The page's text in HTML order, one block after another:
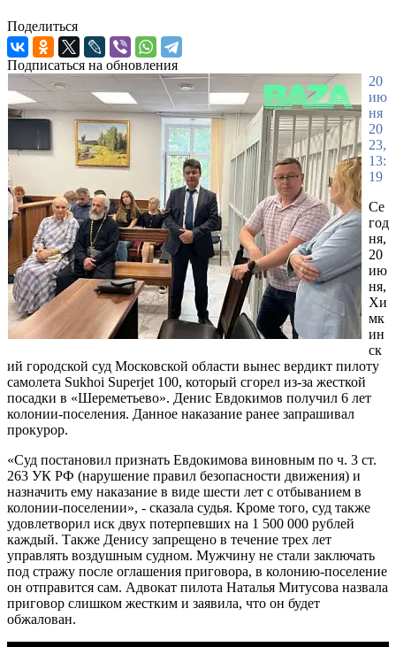
Поделиться
Подписаться на обновления
20
ию
ня
20
23,
13:
19
Се
год
ня,
20
ию
ня,
Хи
мк
ин
ск
ий городской суд Московской области вынес вердикт пилоту
самолета Sukhoi Superjet 100, который сгорел из-за жесткой
посадки в «Шереметьево». Денис Евдокимов получил 6 лет
колонии-поселения. Данное наказание ранее запрашивал
прокурор.
«Суд постановил признать Евдокимова виновным по ч. 3 ст.
263 УК РФ (нарушение правил безопасности движения) и
назначить ему наказание в виде шести лет с отбыванием в
колонии-поселении», - сказала судья. Кроме того, суд также
удовлетворил иск двух потерпевших на 1 500 000 рублей
каждый. Также Денису запрещено в течение трех лет
управлять воздушным судном. Мужчину не стали заключать
под стражу после оглашения приговора, в колонию-поселение
он отправится сам. Адвокат пилота Наталья Митусова назвала
приговор слишком жестким и заявила, что он будет
обжалован.